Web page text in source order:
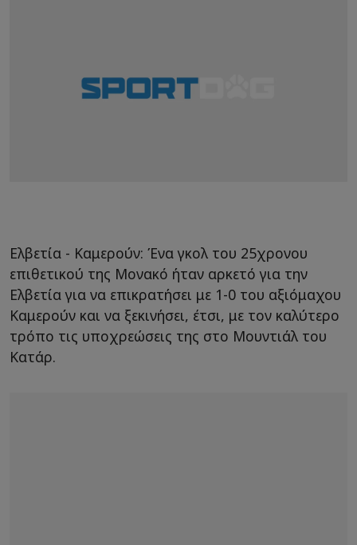
Ελβετία - Καμερούν: Ένα γκολ του 25χρονου
επιθετικού της Μονακό ήταν αρκετό για την
Ελβετία για να επικρατήσει με 1-0 του αξιόμαχου
Καμερούν και να ξεκινήσει, έτσι, με τον καλύτερο
τρόπο τις υποχρεώσεις της στο Μουντιάλ του
Κατάρ.